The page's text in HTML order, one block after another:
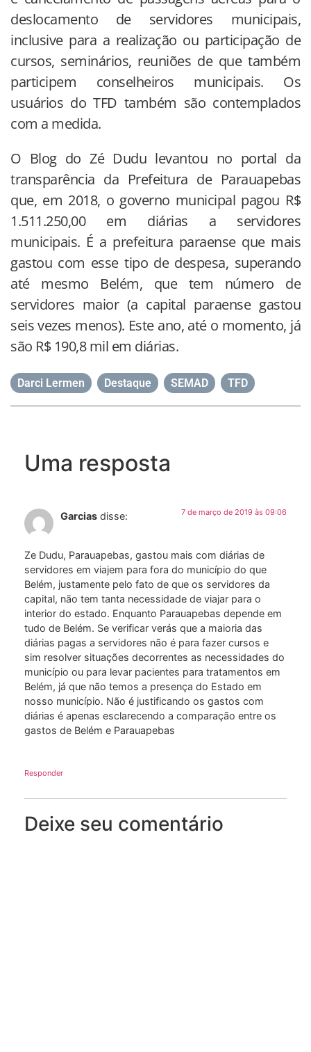
deslocamento de servidores municipais,
inclusive para a realização ou participação de
cursos, seminários, reuniões de que também
participem conselheiros municipais. Os
usuários do TFD também são contemplados
com a medida.
O Blog do Zé Dudu levantou no portal da
transparência da Prefeitura de Parauapebas
que, em 2018, o governo municipal pagou R$
1.511.250,00 em diárias a servidores
municipais. É a prefeitura paraense que mais
gastou com esse tipo de despesa, superando
até mesmo Belém, que tem número de
servidores maior (a capital paraense gastou
seis vezes menos). Este ano, até o momento, já
são R$ 190,8 mil em diárias.
Darci Lermen Destaque SEMAD TFD
Uma resposta
Garcias disse: 7 de março de 2019 às 09:06
Ze Dudu, Parauapebas, gastou mais com diárias de
servidores em viajem para fora do município do que
Belém, justamente pelo fato de que os servidores da
capital, não tem tanta necessidade de viajar para o
interior do estado. Enquanto Parauapebas depende em
tudo de Belém. Se verificar verás que a maioria das
diárias pagas a servidores não é para fazer cursos e
sim resolver situações decorrentes as necessidades do
município ou para levar pacientes para tratamentos em
Belém, já que não temos a presença do Estado em
nosso município. Não é justificando os gastos com
diárias é apenas esclarecendo a comparação entre os
gastos de Belém e Parauapebas
Responder
Deixe seu comentário